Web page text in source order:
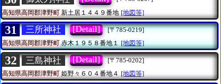
高知県高岡郡津野町 新土居１４４９番地 [地図等]
31 三所神社 [Detail]
[〒785-0219]
高知県高岡郡津野町赤木１９５８番地１ [地図等]
32 三島神社 [Detail]
[〒785-0202]
高知県高岡郡津野町姫野々６０４番地４ [地図等]